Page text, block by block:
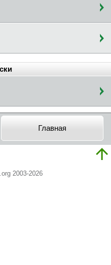
Главная
2003-2026